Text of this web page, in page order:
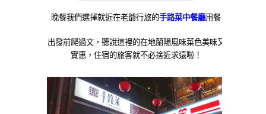
晚餐我們選擇就近在老爺行旅的手路菜中餐廳用餐
出發前爬過文，聽說這裡的在地蘭陽風味菜色美味又
實惠，住宿的旅客就不必捨近求遠啦！